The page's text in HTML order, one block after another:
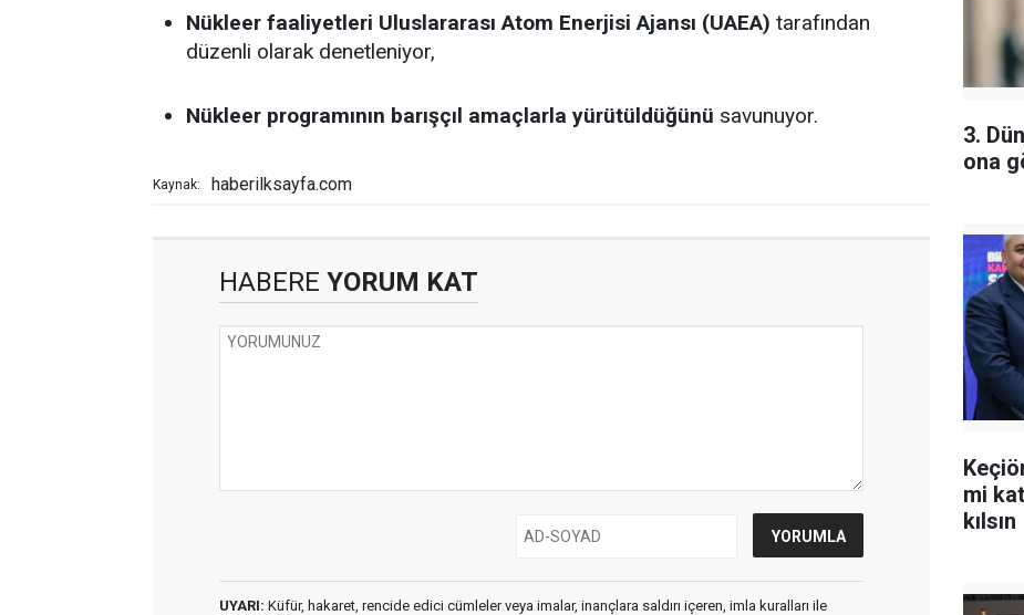
Nükleer faaliyetleri Uluslararası Atom Enerjisi Ajansı (UAEA) tarafından
düzenli olarak denetleniyor,
Nükleer programının barışçıl amaçlarla yürütüldüğünü savunuyor.
Kaynak: haberilksayfa.com
HABERE YORUM KAT
UYARI: Küfür, hakaret, rencide edici cümleler veya imalar, inançlara saldırı içeren, imla kuralları ile
3.
ona
mi
kılsın